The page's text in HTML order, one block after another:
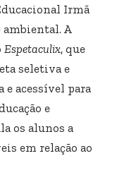
Irmã
ambiental. A
Espetaculix, que
seletiva e
e acessível para
e
os alunos a
em relação ao